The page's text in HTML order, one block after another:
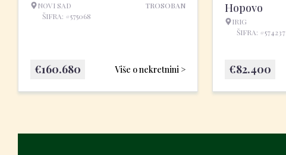
NOVI SAD
ŠIFRA: #575068
TROSOBAN
Više o nekretnini >
€160.680
Hopovo
IRIG
ŠIFRA: #574237
€82.400